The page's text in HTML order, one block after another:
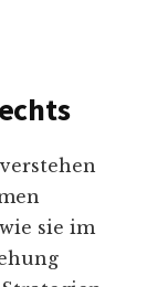
sie im